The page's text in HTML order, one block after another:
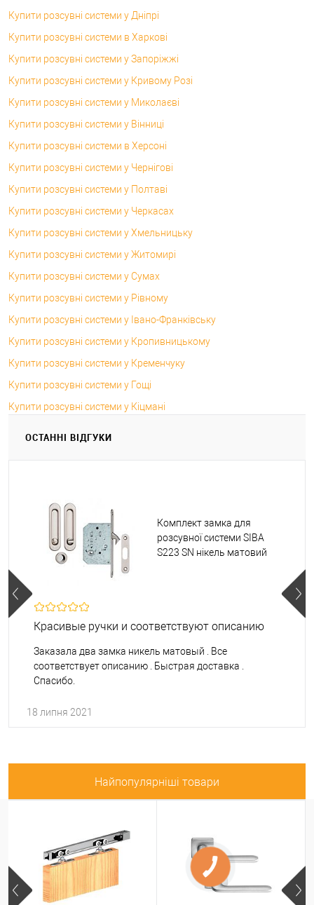
Купити розсувні системи у Дніпрі
Купити розсувні системи в Харкові
Купити розсувні системи у Запоріжжі
Купити розсувні системи у Кривому Розі
Купити розсувні системи у Миколаєві
Купити розсувні системи у Вінниці
Купити розсувні системи в Херсоні
Купити розсувні системи у Чернігові
Купити розсувні системи у Полтаві
Купити розсувні системи у Черкасах
Купити розсувні системи у Хмельницьку
Купити розсувні системи у Житомирі
Купити розсувні системи у Сумах
Купити розсувні системи у Рівному
Купити розсувні системи у Івано-Франківську
Купити розсувні системи у Кропивницькому
Купити розсувні системи у Кременчуку
Купити розсувні системи у Гощі
Купити розсувні системи у Кіцмані
ОСТАННІ ВІДГУКИ
Комплект замка для
розсувної системи SIBA
S223 SN нікель матовий
Красивые ручки и соответствуют описанию
Заказала два замка никель матовый . Все
соответствует описанию . Быстрая доставка .
Спасибо.
18 липня 2021
Найпопулярніші товари